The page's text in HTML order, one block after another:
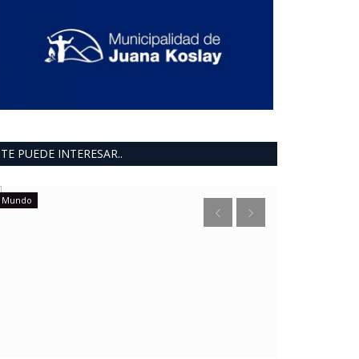
TE PUEDE INTERESAR..
Mundo